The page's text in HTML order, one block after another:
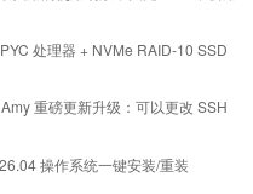
处理器 + NVMe RAID-10 SSD
重磅更新升级：可以更改 SSH
操作系统一键安装/重装